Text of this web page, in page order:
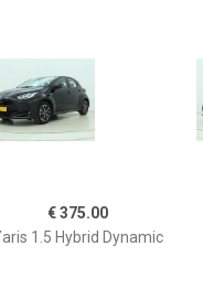
€ 375.00
1.5 Hybrid Dynamic